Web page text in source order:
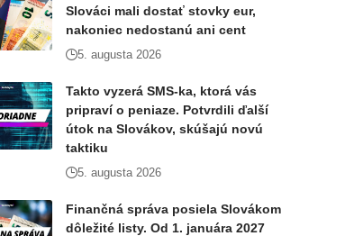
Slováci mali dostať stovky eur,
nakoniec nedostanú ani cent
5. augusta 2026
Takto vyzerá SMS-ka, ktorá vás
pripraví o peniaze. Potvrdili ďalší
útok na Slovákov, skúšajú novú
taktiku
5. augusta 2026
Finančná správa posiela Slovákom
dôležité listy. Od 1. januára 2027